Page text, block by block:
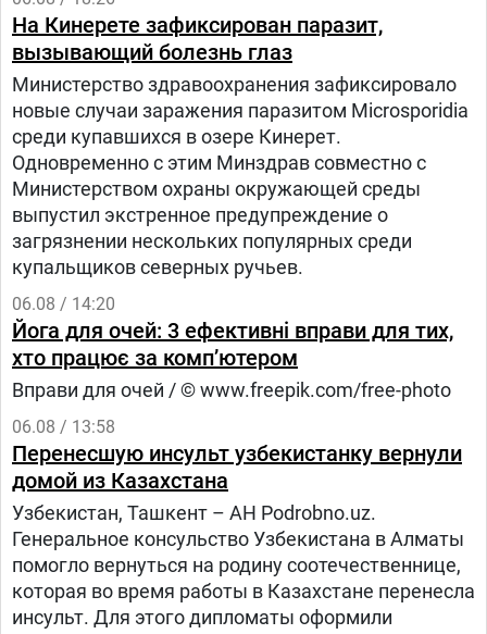
На Кинерете зафиксирован паразит,
вызывающий болезнь глаз
Министерство здравоохранения зафиксировало
новые случаи заражения паразитом Microsporidia
среди купавшихся в озере Кинерет.
Одновременно с этим Минздрав совместно с
Министерством охраны окружающей среды
выпустил экстренное предупреждение о
загрязнении нескольких популярных среди
купальщиков северных ручьев.
06.08 / 14:20
Йога для очей: 3 ефективні вправи для тих,
хто працює за комп’ютером
Вправи для очей / © www.freepik.com/free-photo
06.08 / 13:58
Перенесшую инсульт узбекистанку вернули
домой из Казахстана
Узбекистан, Ташкент – АН Podrobno.uz.
Генеральное консульство Узбекистана в Алматы
помогло вернуться на родину соотечественнице,
которая во время работы в Казахстане перенесла
инсульт. Для этого дипломаты оформили